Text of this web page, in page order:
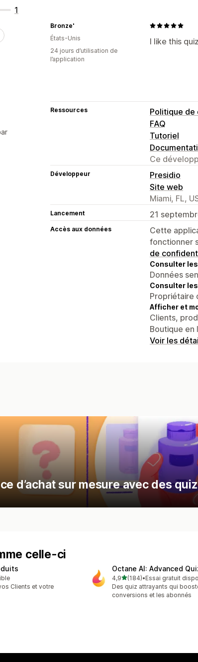
1
I like this
Bronze'
États-Unis
24 jours d’utilisation de
l’application
Ressources
Politique
FAQ
Tutoriel
Ce
Développeur
Presidio
Site web
Miami, FL,
Lancement 21
Accès aux données
Cette
fonctionner
de
Consulter
Données
Consulter
Propriétaire
Afficher et
Clients,
Boutique en
Voir les
d’achat sur mesure avec des
celle-ci
Clients et votre
Octane AI: Advanced
4,9étoile(s) sur 5
(184)
184 avis au total
•Essai gratuit
Des quiz attrayants qui
conversions et les abonnés